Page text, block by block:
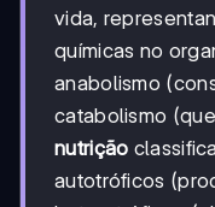
vida,
químicas no
anabolismo
catabolismo
nutrição
autotróficos